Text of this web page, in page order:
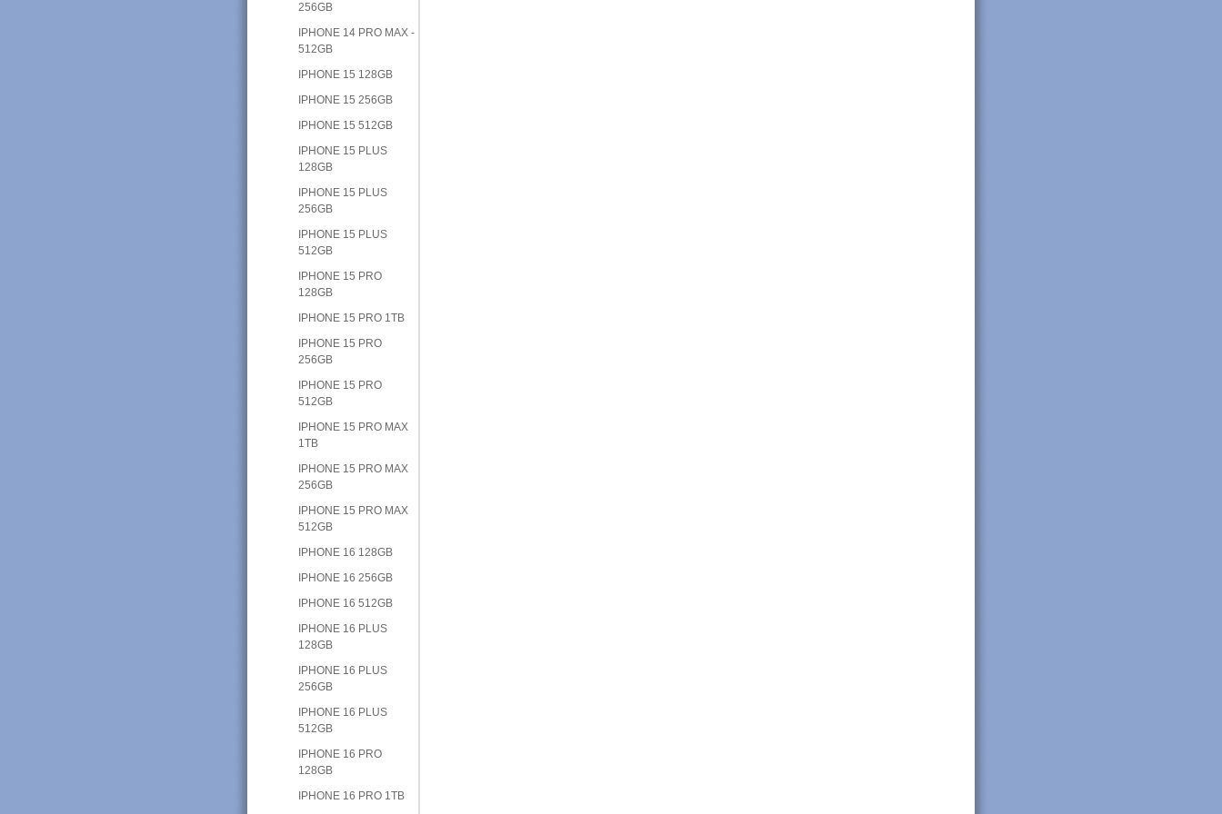
256GB
IPHONE 14 PRO MAX -
512GB
IPHONE 15 128GB
IPHONE 15 256GB
IPHONE 15 512GB
IPHONE 15 PLUS
128GB
IPHONE 15 PLUS
256GB
IPHONE 15 PLUS
512GB
IPHONE 15 PRO
128GB
IPHONE 15 PRO 1TB
IPHONE 15 PRO
256GB
IPHONE 15 PRO
512GB
IPHONE 15 PRO MAX
1TB
IPHONE 15 PRO MAX
256GB
IPHONE 15 PRO MAX
512GB
IPHONE 16 128GB
IPHONE 16 256GB
IPHONE 16 512GB
IPHONE 16 PLUS
128GB
IPHONE 16 PLUS
256GB
IPHONE 16 PLUS
512GB
IPHONE 16 PRO
128GB
IPHONE 16 PRO 1TB